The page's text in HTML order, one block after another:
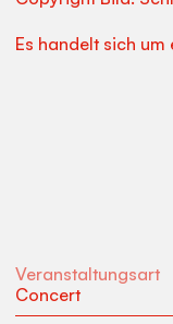
Es handelt sich um
Veranstaltungsart
Concert